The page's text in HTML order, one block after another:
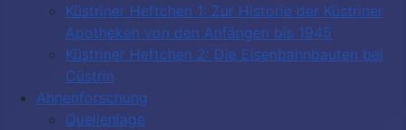
Küstriner Heftchen 1: Zur Historie der Küstriner
Apotheken von den Anfängen bis 1945
Küstriner Heftchen 2: Die Eisenbahnbauten bei
Cüstrin
Ahnenforschung
Quellenlage